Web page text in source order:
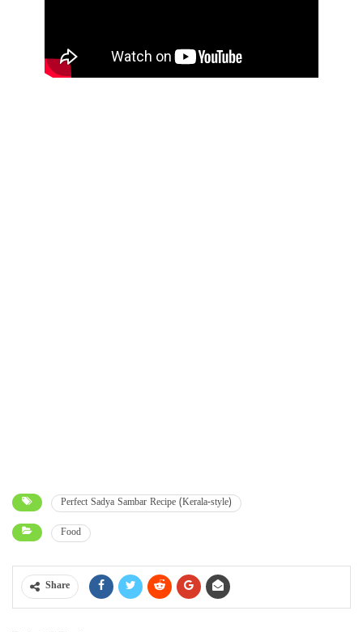
Perfect Sadya Sambar Recipe (Kerala-style)
Food
Share